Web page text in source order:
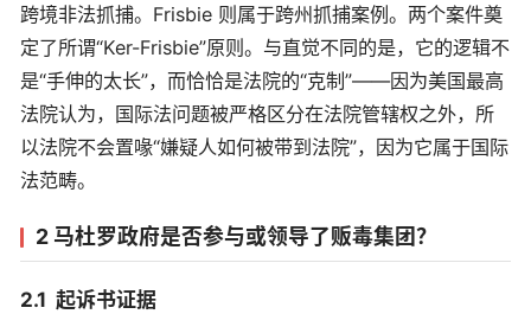
跨境非法抓捕。Frisbie 则属于跨州抓捕案例。两个案件奠
定了所谓“Ker-Frisbie”原则。与直觉不同的是，它的逻辑不
是“手伸的太长”，而恰恰是法院的“克制”——因为美国最高
法院认为，国际法问题被严格区分在法院管辖权之外，所
以法院不会置喙“嫌疑人如何被带到法院”，因为它属于国际
法范畴。
2 马杜罗政府是否参与或领导了贩毒集团？
2.1 起诉书证据